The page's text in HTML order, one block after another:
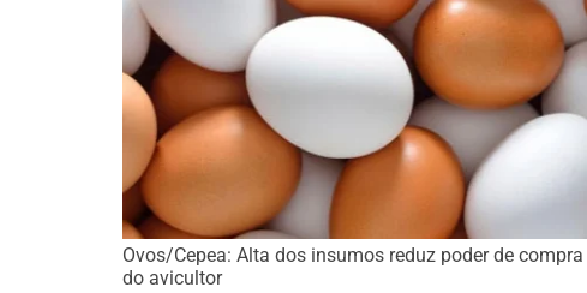
Ovos/Cepea: Alta dos insumos reduz poder de compra
do avicultor